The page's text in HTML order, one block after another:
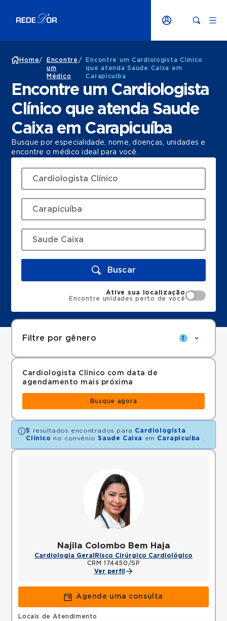
Home/
Encontre
um
Médico
/
Encontre um Cardiologista Clínico
que atenda Saude Caixa em
Carapicuíba
Encontre um Cardiologista
Clínico que atenda Saude
Caixa em Carapicuíba
Busque por especialidade, nome, doenças, unidades e
encontre o médico ideal para você.
Buscar
Ative sua localização
Encontre unidades perto de você
Filtre por gênero 1
Cardiologista Clínico com data de
agendamento mais próxima
Busque agora
5 resultados encontrados para Cardiologista
Clínico no convênio Saude Caixa em Carapicuíba
Najila Colombo Bem Haja
Cardiologia Geral Risco Cirúrgico Cardiológico
CRM 174450/SP
Ver perfil
Agende uma consulta
Locais de Atendimento